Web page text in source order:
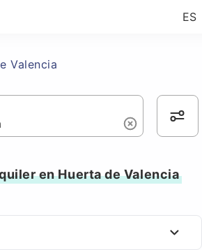
ES
Valencia
en Huerta de Valencia